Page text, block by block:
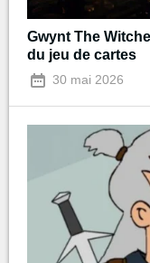
Gwynt The
du jeu de cartes
30 mai 2026